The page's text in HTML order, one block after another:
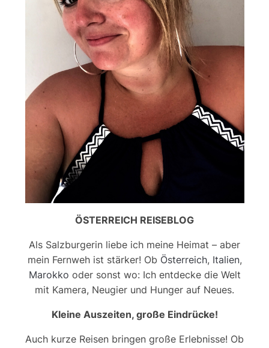
ÖSTERREICH REISEBLOG
Als Salzburgerin liebe ich meine Heimat – aber
mein Fernweh ist stärker! Ob Österreich, Italien,
Marokko oder sonst wo: Ich entdecke die Welt
mit Kamera, Neugier und Hunger auf Neues.
Kleine Auszeiten, große Eindrücke!
Auch kurze Reisen bringen große Erlebnisse! Ob